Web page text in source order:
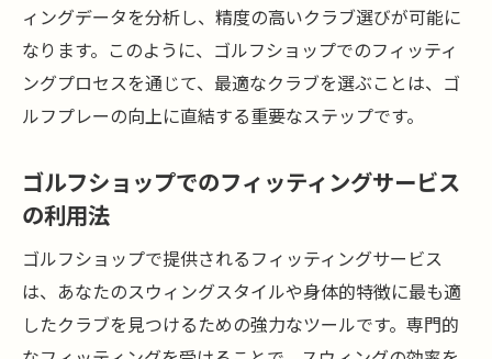
ィングデータを分析し、精度の高いクラブ選びが可能に
なります。このように、ゴルフショップでのフィッティ
ングプロセスを通じて、最適なクラブを選ぶことは、ゴ
ルフプレーの向上に直結する重要なステップです。
ゴルフショップでのフィッティングサービス
の利用法
ゴルフショップで提供されるフィッティングサービス
は、あなたのスウィングスタイルや身体的特徴に最も適
したクラブを見つけるための強力なツールです。専門的